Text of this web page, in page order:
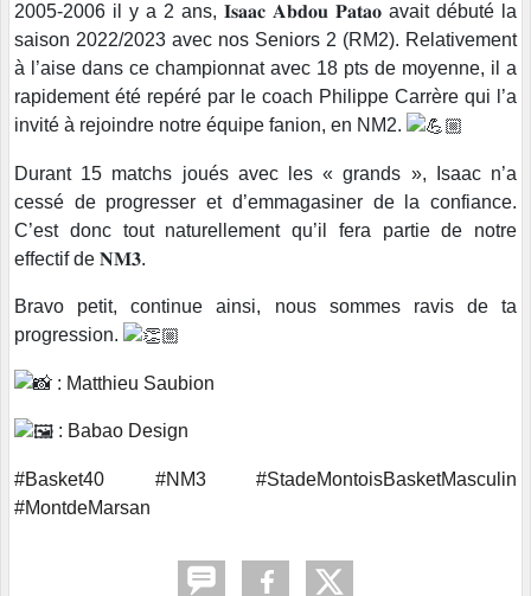
2005-2006 il y a 2 ans, 𝐈𝐬𝐚𝐚𝐜 𝐀𝐛𝐝𝐨𝐮 𝐏𝐚𝐭𝐚𝐨 avait débuté la
saison 2022/2023 avec nos Seniors 2 (RM2). Relativement
à l’aise dans ce championnat avec 18 pts de moyenne, il a
rapidement été repéré par le coach Philippe Carrère qui l’a
invité à rejoindre notre équipe fanion, en NM2.
Durant 15 matchs joués avec les « grands », Isaac n’a
cessé de progresser et d’emmagasiner de la confiance.
C’est donc tout naturellement qu’il fera partie de notre
effectif de 𝐍𝐌𝟑.
Bravo petit, continue ainsi, nous sommes ravis de ta
progression.
: Matthieu Saubion
: Babao Design
#Basket40 #NM3
#StadeMontoisBasketMasculin
#MontdeMarsan